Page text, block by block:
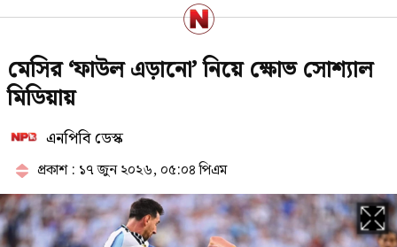
শেখ হাসিনার সঙ্গে পালানোর সময়
যেভাবে ফ্লাইট মিস সালমান এফ
প্রতিমন্ত্রী
মেসির ‘ফাউল এড়ানো’ নিয়ে ক্ষোভ সোশ্যাল
মিডিয়ায়
এনপিবি ডেস্ক
প্রকাশ : ১৭ জুন ২০২৬, ০৫:০৪ পিএম